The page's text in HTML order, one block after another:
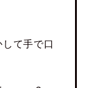
て手で口